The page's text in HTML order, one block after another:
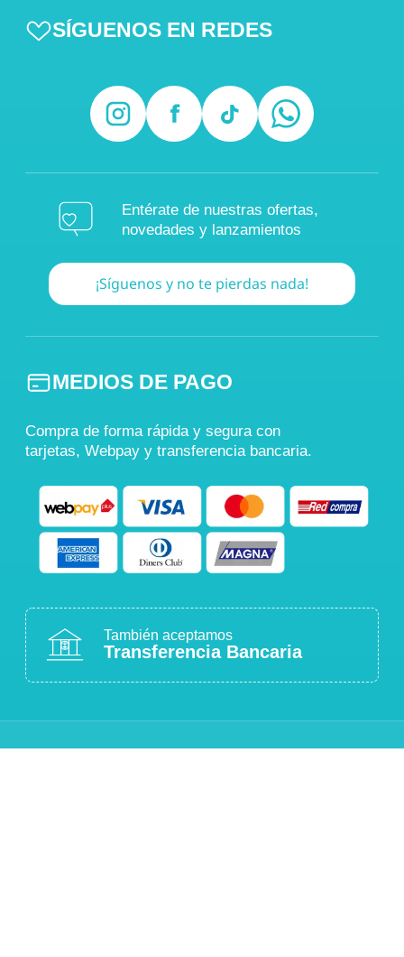
SÍGUENOS EN REDES
Entérate de nuestras ofertas,
novedades y lanzamientos
¡Síguenos y no te pierdas nada!
MEDIOS DE PAGO
Compra de forma rápida y segura con
tarjetas, Webpay y transferencia bancaria.
También aceptamos
Transferencia Bancaria